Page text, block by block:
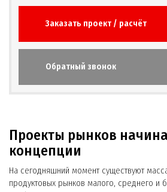
Заказать проект / расчёт
Обратный звонок
Проекты рынков
концепции
На сегодняшний момент существуют
продуктовых рынков малого, среднего и